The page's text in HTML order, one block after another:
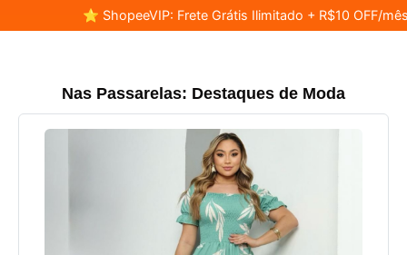
⭐ ShopeeVIP: Frete Grátis Ilimitado + R$10 OFF/
Nas Passarelas: Destaques de Moda